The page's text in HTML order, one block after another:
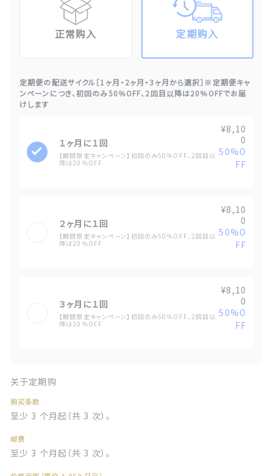
正常购入 定期购入
定期便の配送サイクル［1ヶ月・2ヶ月・3ヶ月から選択］※定期便キャ
ンペーンにつき、初回のみ50％OFF、2回目以降は20％OFFでお届
けします
１ヶ月に１回
【期間限定キャンペーン】初回のみ50％OFF、2回目以
降は20％OFF
¥8,10
0
50%O
FF
２ヶ月に１回
【期間限定キャンペーン】初回のみ50％OFF、2回目以
降は20％OFF
¥8,10
0
50%O
FF
３ヶ月に１回
【期間限定キャンペーン】初回のみ50％OFF、2回目以
降は20％OFF
¥8,10
0
50%O
FF
关于定期购
购买条款
至少 3 个月起（共 3 次）。
邮费
至少 3 个月起（共 3 次）。